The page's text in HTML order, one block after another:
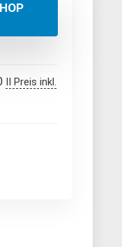
II Preis inkl.